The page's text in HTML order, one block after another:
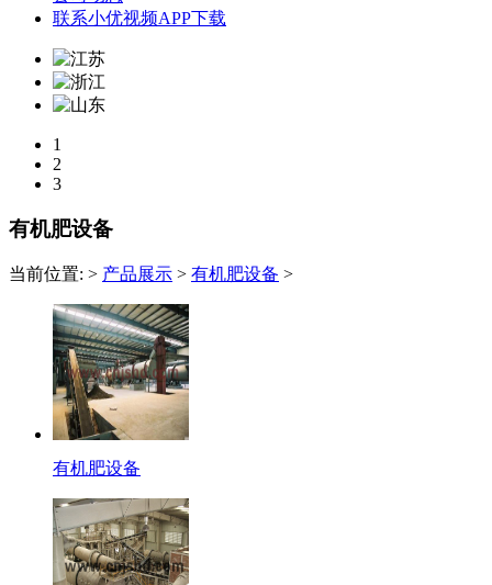
联系小优视频APP下载
1
2
3
有机肥设备
当前位置: > 产品展示 > 有机肥设备 >
有机肥设备